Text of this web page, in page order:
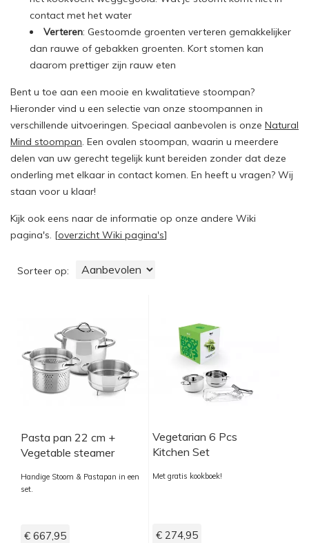
contact met het water
Verteren: Gestoomde groenten verteren gemakkelijker
dan rauwe of gebakken groenten. Kort stomen kan
daarom prettiger zijn rauw eten
Bent u toe aan een mooie en kwalitatieve stoompan?
Hieronder vind u een selectie van onze stoompannen in
verschillende uitvoeringen. Speciaal aanbevolen is onze Natural
Mind stoompan. Een ovalen stoompan, waarin u meerdere
delen van uw gerecht tegelijk kunt bereiden zonder dat deze
onderling met elkaar in contact komen. En heeft u vragen? Wij
staan voor u klaar!
Kijk ook eens naar de informatie op onze andere Wiki
pagina's. [overzicht Wiki pagina's]
Sorteer op
Pasta pan 22 cm +
Vegetable steamer
Handige Stoom & Pastapan in een
set.
€ 667,95
Vegetarian 6 Pcs
Kitchen Set
Met gratis kookboek!
€ 274,95